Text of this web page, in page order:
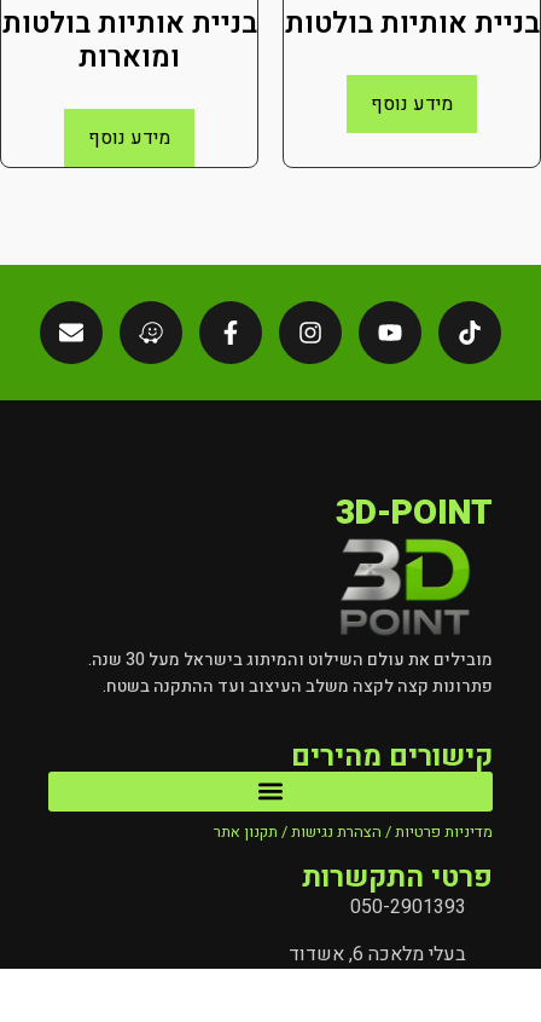
בניית אותיות בולטות
מידע נוסף
בניית אותיות בולטות
ומוארות
מידע נוסף
3D-POINT
מובילים את עולם השילוט והמיתוג בישראל מעל 30 שנה.
פתרונות קצה לקצה משלב העיצוב ועד ההתקנה בשטח.
קישורים מהירים
מדיניות פרטיות / הצהרת נגישות / תקנון אתר
פרטי התקשרות
050-2901393
בעלי מלאכה 6, אשדוד